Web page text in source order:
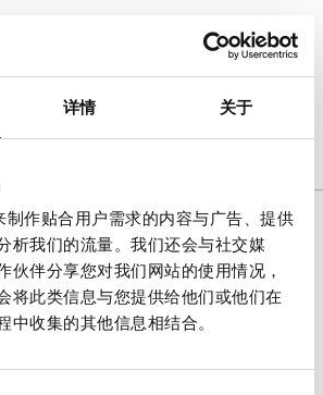
详情 关于
作贴合用户需求的内容与广告、提供
析我们的流量。我们还会与社交媒
伙伴分享您对我们网站的使用情况，
将此类信息与您提供给他们或他们在
中收集的其他信息相结合。
塑料 询价
为您服务。
此时询价